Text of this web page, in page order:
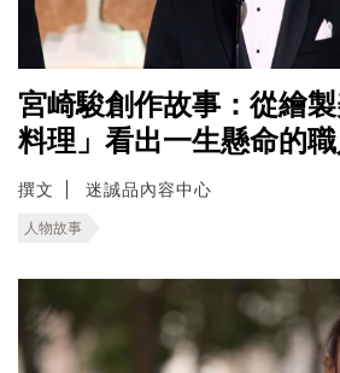
宮崎駿創作故事：從繪
料理」看出一生懸命的
撰文 迷誠品內容中心
人物故事